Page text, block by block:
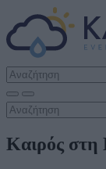
Καιρός στη